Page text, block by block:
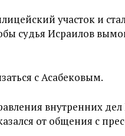
участок и
судья Исраилов
с Асабековым.
внутренних
от общения с